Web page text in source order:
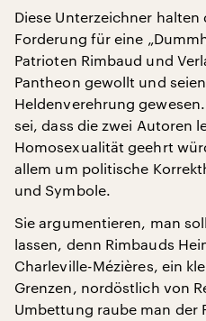
Diese Unterzeichner
Forderung für eine
Patrioten Rimbaud und
Pantheon gewollt und
Heldenverehrung
sei, dass die zwei Autoren
Homosexualität geehrt
allem um politische
und Symbole.
Sie argumentieren, man
lassen, denn Rimbauds
Charleville-Mézières, ein
Grenzen, nordöstlich von
Umbettung raube man der